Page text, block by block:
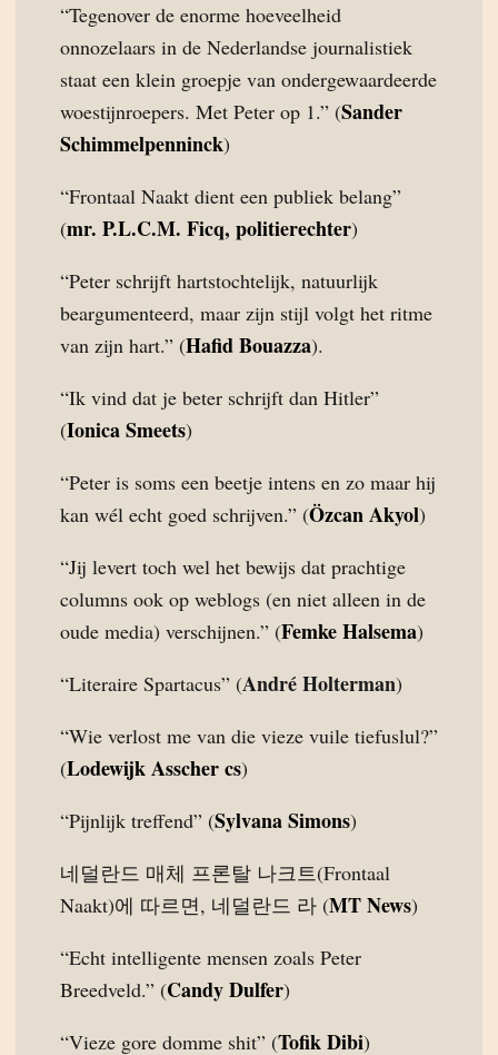
“Tegenover de enorme hoeveelheid
onnozelaars in de Nederlandse journalistiek
staat een klein groepje van ondergewaardeerde
woestijnroepers. Met Peter op 1.” (Sander
Schimmelpenninck)
“Frontaal Naakt dient een publiek belang”
(mr. P.L.C.M. Ficq, politierechter)
“Peter schrijft hartstochtelijk, natuurlijk
beargumenteerd, maar zijn stijl volgt het ritme
van zijn hart.” (Hafid Bouazza).
“Ik vind dat je beter schrijft dan Hitler”
(Ionica Smeets)
“Peter is soms een beetje intens en zo maar hij
kan wél echt goed schrijven.” (Özcan Akyol)
“Jij levert toch wel het bewijs dat prachtige
columns ook op weblogs (en niet alleen in de
oude media) verschijnen.” (Femke Halsema)
“Literaire Spartacus” (André Holterman)
“Wie verlost me van die vieze vuile tiefuslul?”
(Lodewijk Asscher cs)
“Pijnlijk treffend” (Sylvana Simons)
네덜란드 매체 프론탈 나크트(Frontaal
Naakt)에 따르면, 네덜란드 라 (MT News)
“Echt intelligente mensen zoals Peter
Breedveld.” (Candy Dulfer)
“Vieze gore domme shit” (Tofik Dibi)